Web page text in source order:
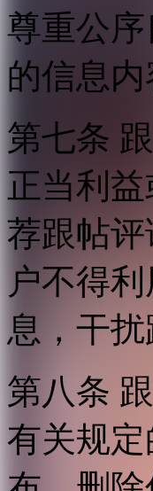
尊重公
的信息内
第七条
正当利
荐跟帖
户不得
息，干
第八条
有关规